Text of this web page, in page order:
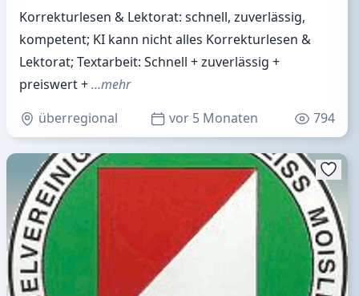
Korrekturlesen & Lektorat: schnell, zuverlässig,
kompetent; KI kann nicht alles Korrekturlesen &
Lektorat; Textarbeit: Schnell + zuverlässig +
preiswert +…mehr
überregional
vor 5 Monaten 794